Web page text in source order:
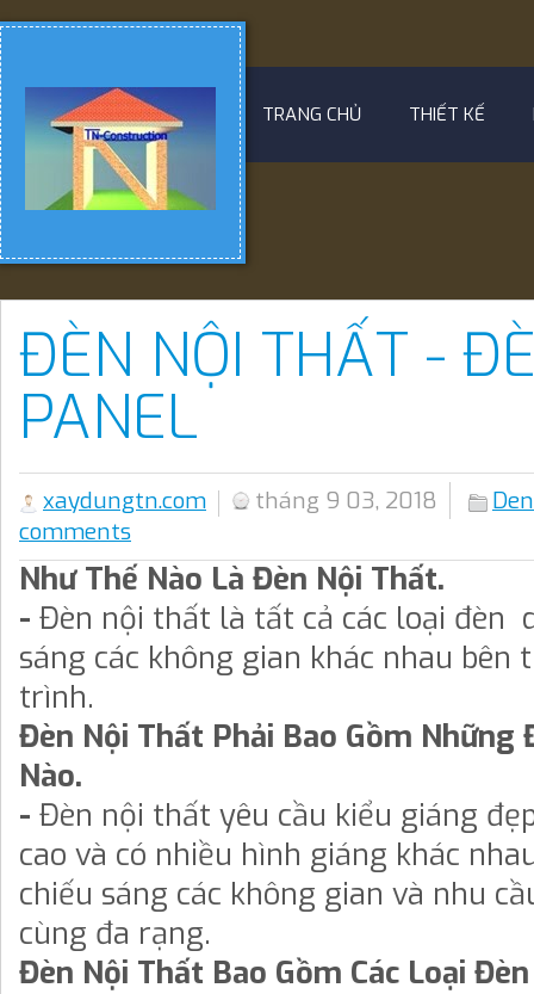
TRANG CHỦ THIẾT KẾ
ĐÈN NỘI THẤT -
PANEL
xaydungtn.com tháng 9 03, 2018
comments
Như Thế Nào Là Đèn Nội Thất.
- Đèn nội thất là tất cả các loại đèn
sáng các không gian khác nhau bên
trình.
Đèn Nội Thất Phải Bao Gồm Những
Nào.
- Đèn nội thất yêu cầu kiểu giáng
cao và có nhiều hình giáng khác
chiếu sáng các không gian và nhu
cùng đa rạng.
Đèn Nội Thất Bao Gồm Các Loại